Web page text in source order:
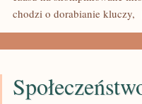
chodzi o dorabianie kluczy,